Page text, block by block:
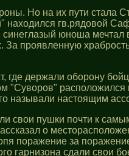
Но на их пути стала
гв.рядовой
юноша мечтал
За проявленную
держали оборону
"Суворов"
называли настоящим
свои пушки почти к
о
поражение за
гарнизона сдали свои